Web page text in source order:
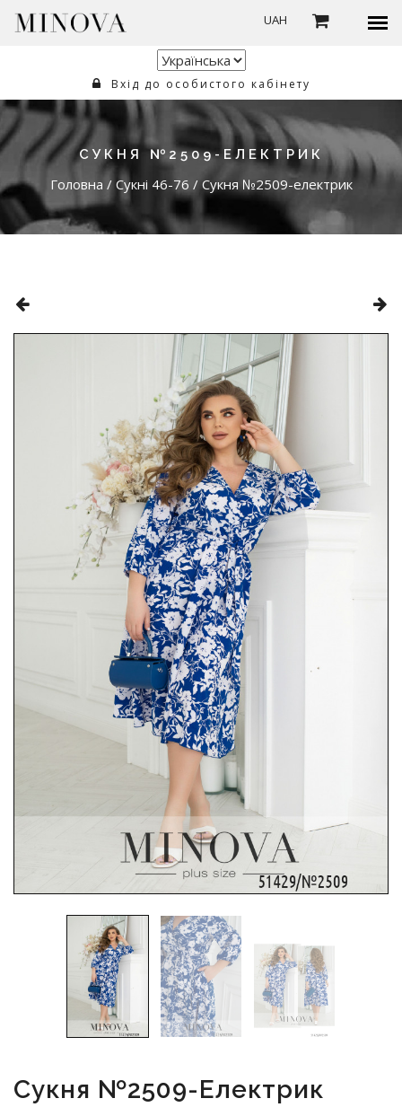
UAH
Вхід до особистого кабінету
СУКНЯ №2509-ЕЛЕКТРИК
Головна / Сукні 46-76 / Сукня №2509-електрик
Сукня №2509-Електрик